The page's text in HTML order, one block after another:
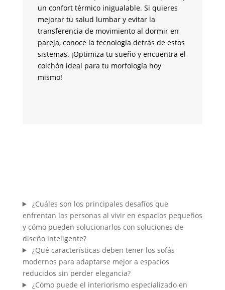
un confort térmico inigualable. Si quieres
mejorar tu salud lumbar y evitar la
transferencia de movimiento al dormir en
pareja, conoce la tecnología detrás de estos
sistemas. ¡Optimiza tu sueño y encuentra el
colchón ideal para tu morfología hoy
mismo!
¿Cuáles son los principales desafíos que
enfrentan las personas al vivir en espacios pequeños
y cómo pueden solucionarlos con soluciones de
diseño inteligente?
¿Qué características deben tener los sofás
modernos para adaptarse mejor a espacios
reducidos sin perder elegancia?
¿Cómo puede el interiorismo especializado en